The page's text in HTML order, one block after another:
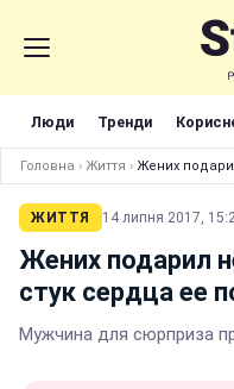
Люди Тренди
Головна › Життя › Жених
ЖИТТЯ 14 липня 2017,
Жених подарил
стук сердца ее
Мужчина для сюрприза